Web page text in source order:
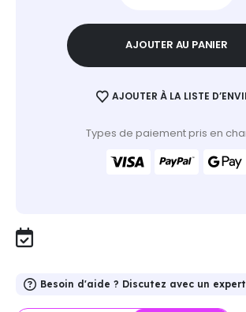
AJOUTER AU PANIER
AJOUTER À LA LISTE
Types de paiement pris en
Besoin d'aide ? Discutez avec un expert